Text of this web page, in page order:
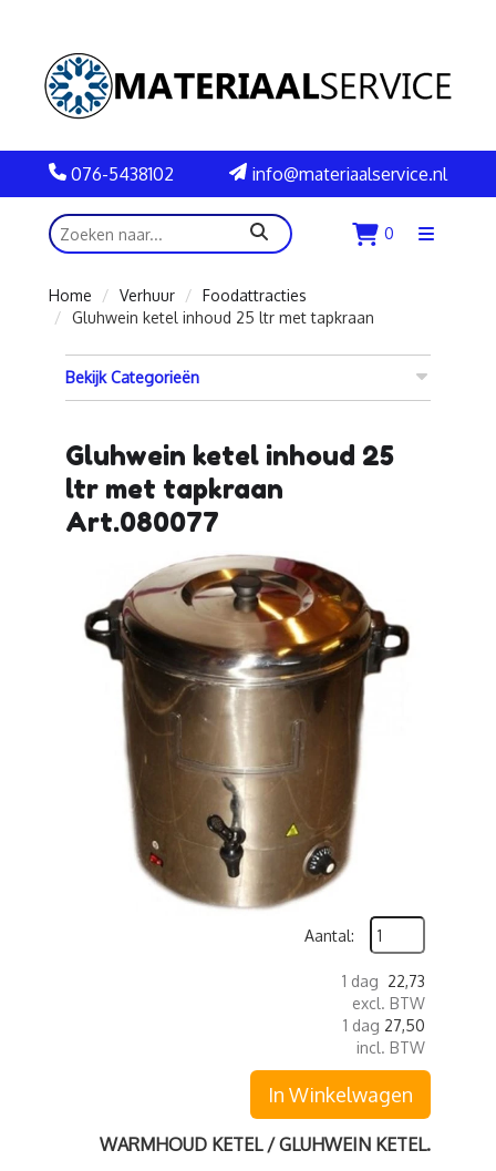
076-5438102 info@materiaalservice.nl
zoeken 0
Menu
Home
Verhuur
Foodattracties
Gluhwein ketel inhoud 25 ltr met tapkraan
Bekijk Categorieën
Gluhwein ketel inhoud 25
ltr met tapkraan
Art.080077
Aantal:
1 dag 22,73
excl. BTW
1 dag 27,50
incl. BTW
In Winkelwagen
WARMHOUD KETEL / GLUHWEIN KETEL.